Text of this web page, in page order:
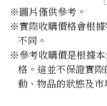
參考回收價
※圖片僅供參考。
※實際收購價格會根
不同。
※參考收購價是根據
格。這並不保證實
動、物品的狀態及